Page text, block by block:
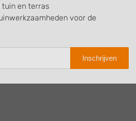
en terras
voor de
Inschrijven